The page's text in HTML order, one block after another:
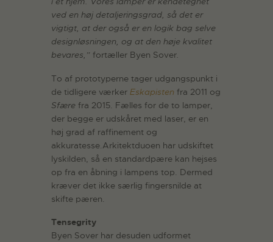
ved en høj detaljeringsgrad, så det er
vigtigt, at der også er en logik bag selve
designløsningen, og at den høje kvalitet
bevares,” fortæller Byen Sover.
To af prototyperne tager udgangspunkt i
de tidligere værker Eskapisten fra 2011 og
Sfære fra 2015. Fælles for de to lamper,
der begge er udskåret med laser, er en
høj grad af raffinement og
akkuratesse.Arkitektduoen har udskiftet
lyskilden, så en standardpære kan hejses
op fra en åbning i lampens top. Dermed
kræver det ikke særlig fingersnilde at
skifte pæren.
Tensegrity
Byen Sover har desuden udformet